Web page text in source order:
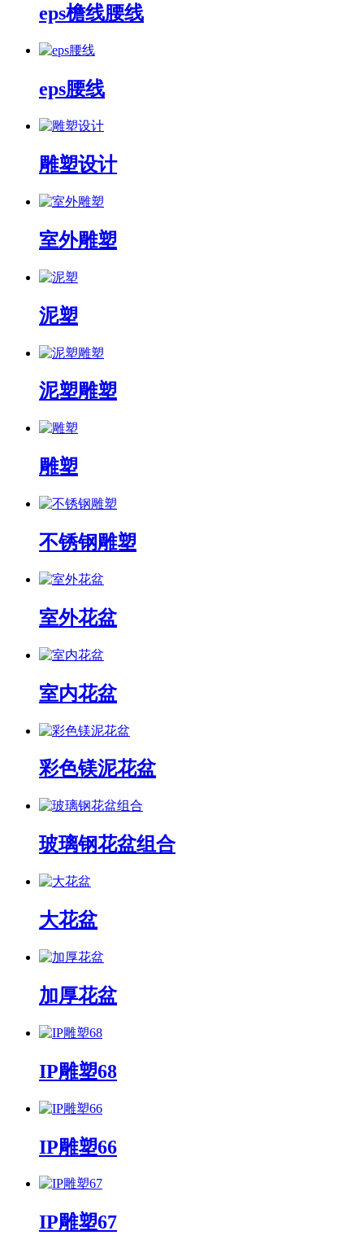
eps檐线腰线
eps腰线
雕塑设计
室外雕塑
泥塑
泥塑雕塑
雕塑
不锈钢雕塑
室外花盆
室内花盆
彩色镁泥花盆
玻璃钢花盆组合
大花盆
加厚花盆
IP雕塑68
IP雕塑66
IP雕塑67